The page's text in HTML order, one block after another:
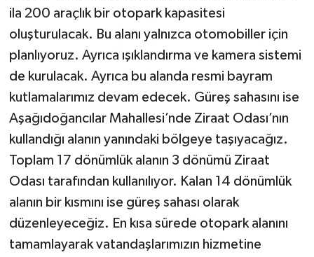
ila 200 araçlık bir otopark kapasitesi
oluşturulacak. Bu alanı yalnızca otomobiller için
planlıyoruz. Ayrıca ışıklandırma ve kamera sistemi
de kurulacak. Ayrıca bu alanda resmi bayram
kutlamalarımız devam edecek. Güreş sahasını ise
Aşağıdoğancılar Mahallesi’nde Ziraat Odası’nın
kullandığı alanın yanındaki bölgeye taşıyacağız.
Toplam 17 dönümlük alanın 3 dönümü Ziraat
Odası tarafından kullanılıyor. Kalan 14 dönümlük
alanın bir kısmını ise güreş sahası olarak
düzenleyeceğiz. En kısa sürede otopark alanını
tamamlayarak vatandaşlarımızın hizmetine